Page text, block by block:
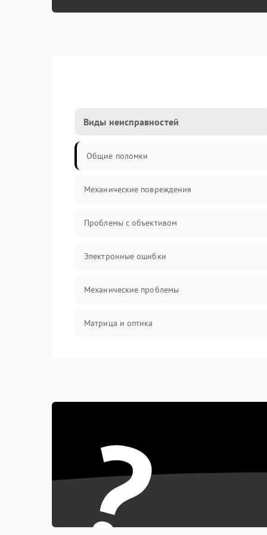
Виды неисправностей
Общие поломки
Механические повреждения
Проблемы с объективом
Электронные ошибки
Механические проблемы
Матрица и оптика
Программные сбои
Коммуникации и интерфейсы
?